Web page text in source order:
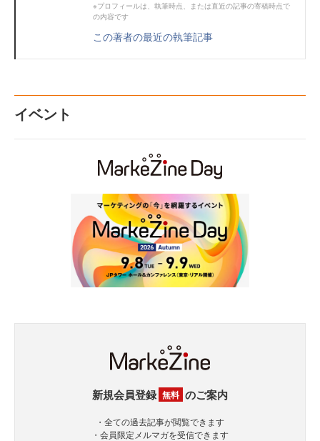
※プロフィールは、執筆時点、または直近の記事の寄稿時点で
の内容です
この著者の最近の執筆記事
イベント
新規会員登録 無料 のご案内
・全ての過去記事が閲覧できます
・会員限定メルマガを受信できます